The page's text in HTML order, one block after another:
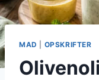
MAD OPSKRIFTER